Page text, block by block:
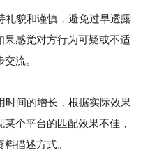
貌和谨慎，避免过早透露
果感觉对方行为可疑或不适
流。
间的增长，根据实际效果
个平台的匹配效果不佳，
描述方式。